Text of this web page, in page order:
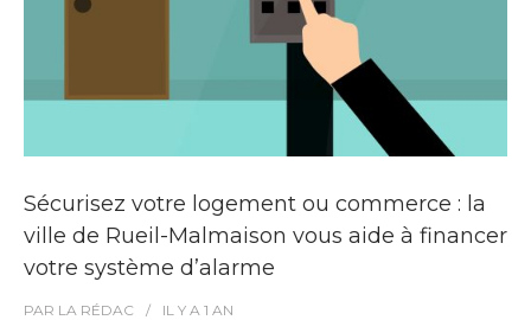
Sécurisez votre logement ou commerce : la
ville de Rueil-Malmaison vous aide à financer
votre système d’alarme
PAR LA RÉDAC IL Y A 1 AN